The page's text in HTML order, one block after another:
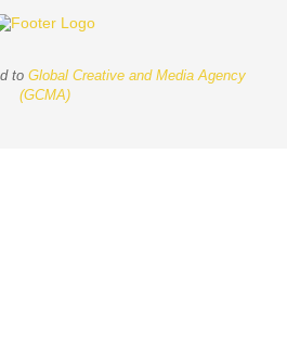
to Global Creative and Media Agency
(GCMA)